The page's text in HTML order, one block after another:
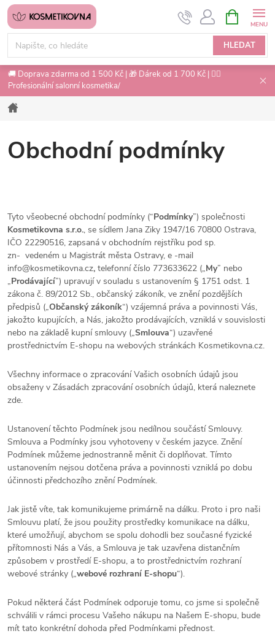
Přejít
obsah
HLEDAT
NÁKUPNÍ
KOŠÍK
🚚 Doprava zdarma od 1 500 Kč | 🎁 Dárek od 1 700 Kč | 💇‍♀️
Profesionální salonní kosmetika/
Obchodní podmínky
Tyto všeobecné obchodní podmínky (“Podmínky”) společnosti
Kosmetikovna s.r.o., se sídlem Jana Ziky 1947/16 70800 Ostrava,
IČO 22290516, zapsaná v obchodním rejstříku pod sp.
zn- vedeném u Magistrát města Ostravy, e -mail
info@kosmetikovna.cz, telefonní číslo 773633622 („My” nebo
„Prodávající”) upravují v souladu s ustanovením § 1751 odst. 1
zákona č. 89/2012 Sb., občanský zákoník, ve znění pozdějších
předpisů („Občanský zákoník“) vzájemná práva a povinnosti Vás,
jakožto kupujících, a Nás, jakožto prodávajících, vzniklá v souvislosti
nebo na základě kupní smlouvy („Smlouva“) uzavřené
prostřednictvím E-shopu na webových stránkách Kosmetikovna.cz.
Všechny informace o zpracování Vašich osobních údajů jsou
obsaženy v Zásadách zpracování osobních údajů, která naleznete
zde.
Ustanovení těchto Podmínek jsou nedílnou součástí Smlouvy.
Smlouva a Podmínky jsou vyhotoveny v českém jazyce. Znění
Podmínek můžeme jednostranně měnit či doplňovat. Tímto
ustanovením nejsou dotčena práva a povinnosti vzniklá po dobu
účinnosti předchozího znění Podmínek.
Jak jistě víte, tak komunikujeme primárně na dálku. Proto i pro naši
Smlouvu platí, že jsou použity prostředky komunikace na dálku,
které umožňují, abychom se spolu dohodli bez současné fyzické
přítomnosti Nás a Vás, a Smlouva je tak uzavřena distančním
způsobem v prostředí E-shopu, a to prostřednictvím rozhraní
webové stránky („webové rozhraní E-shopu“).
Pokud některá část Podmínek odporuje tomu, co jsme si společně
schválili v rámci procesu Vašeho nákupu na Našem E-shopu, bude
mít tato konkrétní dohoda před Podmínkami přednost.